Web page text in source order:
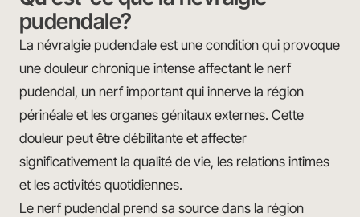
pudendale?
La névralgie pudendale est une condition qui provoque
une douleur chronique intense affectant le nerf
pudendal, un nerf important qui innerve la région
périnéale et les organes génitaux externes. Cette
douleur peut être débilitante et affecter
significativement la qualité de vie, les relations intimes
et les activités quotidiennes.
Le nerf pudendal prend sa source dans la région